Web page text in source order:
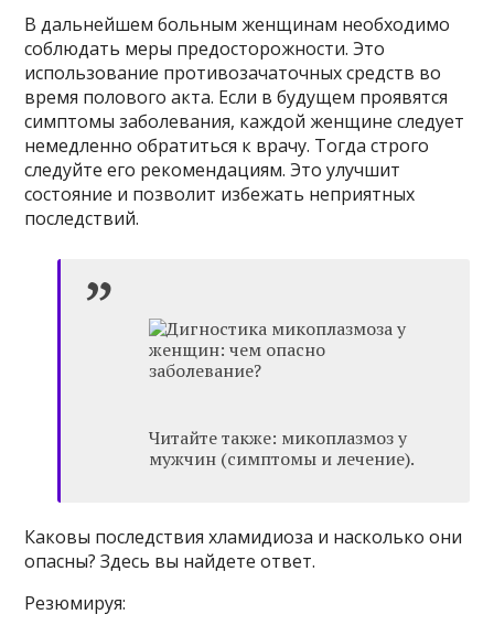
В дальнейшем больным женщинам необходимо
соблюдать меры предосторожности. Это
использование противозачаточных средств во
время полового акта. Если в будущем проявятся
симптомы заболевания, каждой женщине следует
немедленно обратиться к врачу. Тогда строго
следуйте его рекомендациям. Это улучшит
состояние и позволит избежать неприятных
последствий.
Читайте также: микоплазмоз у
мужчин (симптомы и лечение).
Каковы последствия хламидиоза и насколько они
опасны? Здесь вы найдете ответ.
Резюмируя: